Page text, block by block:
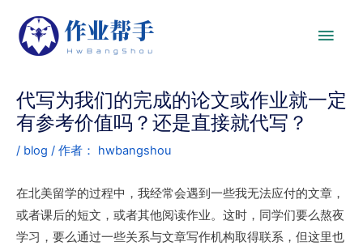
代写为我们的完成的论文或作业就一定
有参考价值吗？还是直接就代写？
/ blog / 作者： hwbangshou
在北美留学的过程中，我经常会遇到一些我无法应付的文章，
或者课后的短文，或者其他阅读作业。这时，同学们要么熬夜
学习，要么通过一些关系与文章写作机构取得联系，但这里也